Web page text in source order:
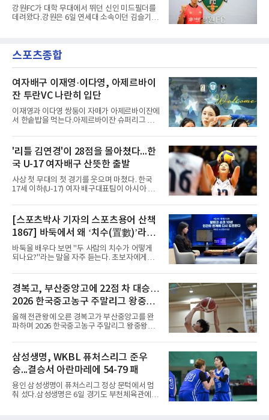
다. 2010년대 팀의 전성기를 이끈 앙투안 그리즈
만이 달았던 번호다.합류 과정은 순탄치 않았다.
스페인으로 건너가려던 그는 병역 특례 행정 절
짧게 호흡을 맞춰 경기에 나선다.역할도 관심사
다. 유려한 탈압박과
강원FC가 대학 무대에서 뛰던 신인 미드필더를
데려왔다.강원은 6일 연세대 소속이던 김슬기
리그와 추계전국고등대회 우승에 기여했고, 올
해 연세대 진학 후에는 춘계한산대첩기대학대회
표팀 훈련에도 소집됐다.김슬기는 입단하게 돼
기쁘고 영광이라며 프로 무대에서도 성장해 팀
에 꼭 필요한 선수가 되겠다고 각오를 밝혔다.
스포츠종합
여자배구 이재영·이다영, 아제르바이
잔 투란VC 나란히 입단
이재영과 이다영 쌍둥이 자매가 아제르바이잔에
서 한솥밥을 먹는다.아제르바이잔 슈퍼리그 투
일 이다영과도 계약했다고 발표했다. 구단은 이
다영이 2026-2027시즌 투란 소속으로 활약할
예정이라고 전했다.두 선수가 국내를 떠난 것은
2021년이다. V리그 흥국생명 소속이던 당시 중
학교 시절 학교 폭력을 행사했다는 폭로가 나오
면서 한국 배구계를 등졌다.이재영의 해외 여정
은 순탄치 않았다. 2021년 말 그리스 PAOK 테
리그 빅토리아 히메지에 합류했다가 지난 5월
팀을 떠났다.이다영은 더 많은 무대를
'리틀 김연경'이 28점을 몰아쳤다...한
국 U-17 여자배구 산뜻한 출발
사상 첫 무대의 첫 경기를 웃으며 마쳤다. 한국
17세 이하(U-17) 여자 배구대표팀이 아시아 챔
전을 승리로 장식했다.이승여 감독이 이끄는 한
국은 7일(한국시간) 칠레 로스 안데스의 리세오
믹스토 체육관에서 열린 2026 국제배구연맹
(FIVB) U-17 여자 세계선수권대회 조별리그 D조
1차전에서 푸에르토리코를 3-1(25-10 25-23
19-25 26-24)로 이겼다.승리의 중심에는 '리틀
김연경'으로 불리는 아웃사이드 히터 손서연(선
다. 장수인이 11점, 최민주가 8점, 어민서가 7점
으로 힘을 보탰다.승점 3을 챙긴 한
[스포츠박사 기자의 스포츠용어 산책
1867] 바둑에서 왜 ‘치수(置數)’라고
말할까
바둑을 배우다 보면 "두 사람의 치수가 어떻게
되나요?"라는 말을 자주 듣는다. 초보자에게는
'둘 치(置)'와 '셀 수(數)'를 쓴다. '돌을 놓는 수'라
는 의미이다. 두 사람이 대등하게 승부할 수 있도
록 약한 쪽에게 미리 흑돌을 놓아주는 개수를 가
리킨다. 오늘날의 접바둑에서 말하는 '두 점', '세
점'이 바로 치수다. (본 코너 1844회 ‘왜 '접바
둑'이라 말할까’ 참조)일본어에서도 같은 한자를
사용한다. 일본에서는 ‘置き石(오키이시, 놓는
우)’라는 용례도 문헌에서 확인된다. 다만 현대
일본
경복고, 부산중앙고에 22점 차 대승…
2026 한국중고농구 주말리그 왕중왕
전 첫 승 신고
올해 전관왕에 오른 경복고가 부산중앙고를 완
파하며 2026 한국중고농구 주말리그 왕중왕전
해남 우슬체육관에서 열린 대회 남고부 예선리
그 H조 1차전에서 부산중앙고를 98-76으로 제
압했다. 박지오가 26점, 김호원이 22점, 정우진
이 19점을 올리는 등 삼각편대의 고른 활약이 승
리를 이끌었다.경복고는 경기 초반부터 박지오
와 김호원의 내·외곽포가 고르게 터지며 주도권
을 잡았다. 전반을 40-34로 앞선 경복고는 후반
삼성생명, WKBL 퓨처스리그 준우
승...결승서 아란마레에 54-79 패
용인 삼성생명이 퓨처스리그 정상 문턱에서 멈
춰 섰다.삼성생명은 6일 경기도 부천체육관에서